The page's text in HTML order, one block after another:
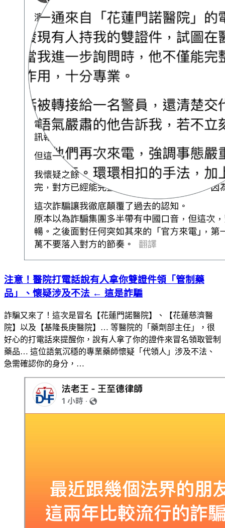
注意！醫院打電話說有人拿你雙證件領「管制藥
品」、懷疑涉及不法 ← 這是詐騙
詐騙又來了！這次是冒名【花蓮門諾醫院】、【花蓮慈濟醫
院】以及【基隆長庚醫院】… 等醫院的「藥劑部主任」，很
好心的打電話來提醒你，說有人拿了你的證件來冒名領取管制
藥品… 這位語氣沉穩的專業藥師懷疑「代領人」涉及不法、
急需確認你的身分，…